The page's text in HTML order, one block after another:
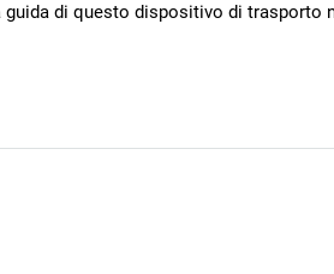
di questo dispositivo di